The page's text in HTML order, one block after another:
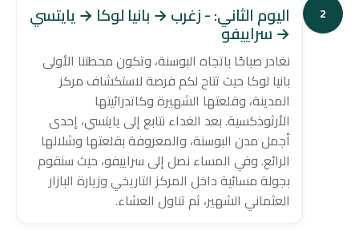
2 اليوم الثاني: - زغرب → بانيا لوكا → يايتسي
→ سراييفو
نغادر صباحًا باتجاه البوسنة، وتكون محطتنا الأولى
بانيا لوكا حيث تتاح لكم فرصة لاستكشاف مركز
المدينة، وقلعتها الشهيرة وكاتدرائيتها
الأرثوذكسية. بعد الغداء نتابع إلى يايتسي، إحدى
أجمل مدن البوسنة، والمعروفة بقلعتها وشلالها
الرائع. وفي المساء نصل إلى سراييفو، حيث سنقوم
بجولة مسائية داخل المركز التاريخي وزيارة البازار
العثماني الشهير، ثم تناول العشاء.